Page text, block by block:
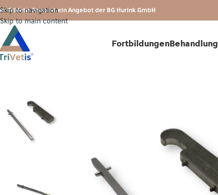
Skip to navigation
Skip to main content
TriVetis Shop ist ein Angebot der BG Hurink GmbH
FortbildungenBehandlung